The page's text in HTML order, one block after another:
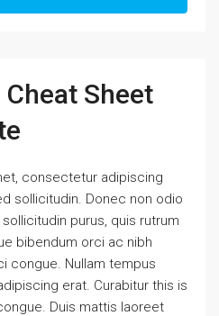
Sheet
consectetur adipiscing
sollicitudin. Donec non odio
purus, quis rutrum
bibendum orci ac nibh
congue. Nullam tempus
erat. Curabitur this is
Duis mattis laoreet